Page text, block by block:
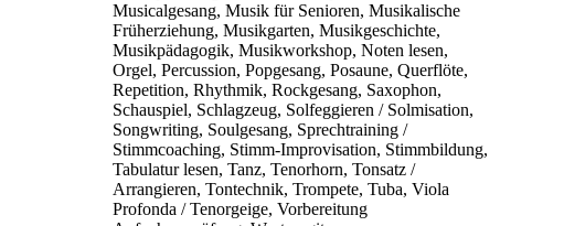
Musicalgesang, Musik für Senioren, Musikalische
Früherziehung, Musikgarten, Musikgeschichte,
Musikpädagogik, Musikworkshop, Noten lesen,
Orgel, Percussion, Popgesang, Posaune, Querflöte,
Repetition, Rhythmik, Rockgesang, Saxophon,
Schauspiel, Schlagzeug, Solfeggieren / Solmisation,
Songwriting, Soulgesang, Sprechtraining /
Stimmcoaching, Stimm-Improvisation, Stimmbildung,
Tabulatur lesen, Tanz, Tenorhorn, Tonsatz /
Arrangieren, Tontechnik, Trompete, Tuba, Viola
Profonda / Tenorgeige, Vorbereitung